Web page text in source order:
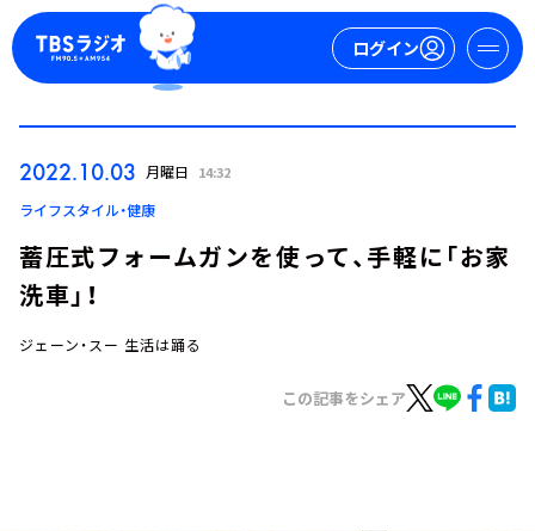
ログイン
ログイン
2022.10.03 月曜日 14:32
ライフスタイル・健康
蓄圧式フォームガンを使って、手軽に「お家
洗車」！
ジェーン・スー 生活は踊る
この記事をシェア